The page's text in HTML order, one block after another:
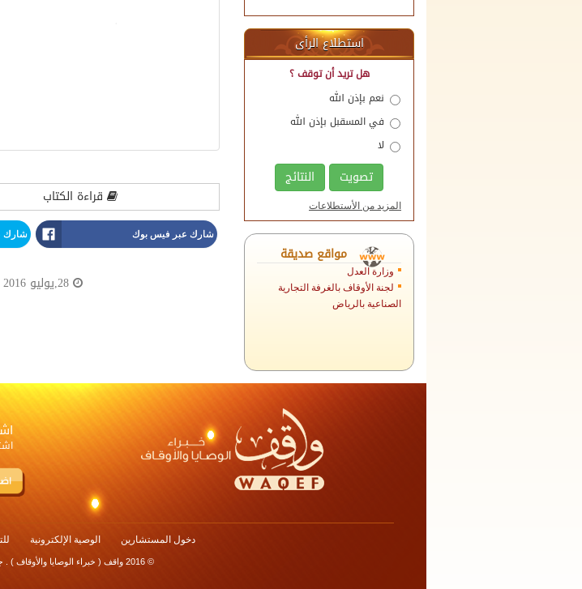
استطلاع الرأى
هل تريد أن توقف ؟
نعم بإذن الله
في المسقبل بإذن الله
لا
تصويت النتائج
المزيد من الأستطلاعات
مواقع صديقة
منصة اللقاءات الوقفية
وزارة العدل
لجنة الأوقاف بالغرفة التجارية
الصناعية بالرياض
قراءة الكتاب
شارك عبر فيس بوك شارك
28,يوليو 2016 الموافق 23,شوال 1437
دخول المستشارين الوصية الإلكترونية
© 2016 واقف ( خبراء الوصايا والأوقاف ) . جميع الحقوق محفوظة